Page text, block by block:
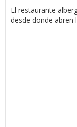
El restaurante
desde donde abren